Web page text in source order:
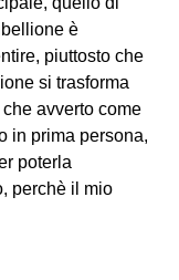
è
piuttosto che
si trasforma
avverto come
in prima persona,
poterla
perchè il mio